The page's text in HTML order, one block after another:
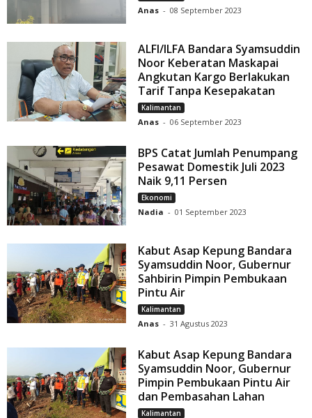
Anas - 08 September 2023
ALFI/ILFA Bandara Syamsuddin
Noor Keberatan Maskapai
Angkutan Kargo Berlakukan
Tarif Tanpa Kesepakatan
Kalimantan
Anas - 06 September 2023
BPS Catat Jumlah Penumpang
Pesawat Domestik Juli 2023
Naik 9,11 Persen
Ekonomi
Nadia - 01 September 2023
Kabut Asap Kepung Bandara
Syamsuddin Noor, Gubernur
Sahbirin Pimpin Pembukaan
Pintu Air
Kalimantan
Anas - 31 Agustus 2023
Kabut Asap Kepung Bandara
Syamsuddin Noor, Gubernur
Pimpin Pembukaan Pintu Air
dan Pembasahan Lahan
Kalimantan